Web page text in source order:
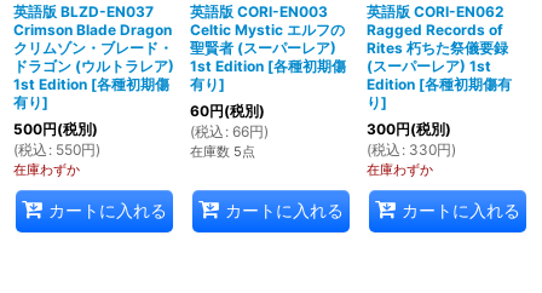
英語版 BLZD-EN037
Crimson Blade Dragon
クリムゾン・ブレード・
ドラゴン (ウルトラレア)
1st Edition [各種初期傷
有り]
500円(税別)
(税込 : 550円)
在庫わずか
カートに入れる
英語版 CORI-EN003
Celtic Mystic エルフの
聖賢者 (スーパーレア)
1st Edition [各種初期傷
有り]
60円(税別)
(税込 : 66円)
在庫数 5点
カートに入れる
英語版 CORI-EN062
Ragged Records of
Rites 朽ちた祭儀要録
(スーパーレア) 1st
Edition [各種初期傷有
り]
300円(税別)
(税込 : 330円)
在庫わずか
カートに入れる